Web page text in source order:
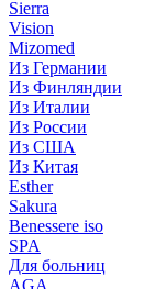
Sierra
Vision
Mizomed
Из Германии
Из Финляндии
Из Италии
Из России
Из США
Из Китая
Esther
Sakura
Benessere iso
SPA
Для больниц